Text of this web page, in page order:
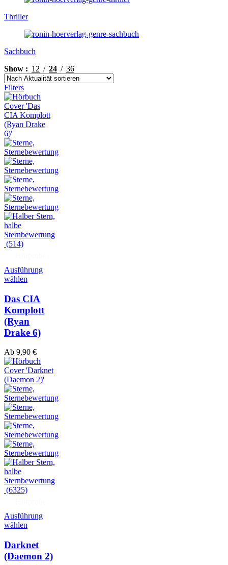
Thriller
Sachbuch
Show
12 24 36
Filters
(514)
Ausführung
wählen
Das CIA
Komplott
(Ryan
Drake 6)
Ab 9,90 €
(6325)
Ausführung
wählen
Darknet
(Daemon 2)